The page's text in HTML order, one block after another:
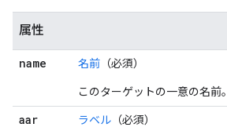
属性
name 名前 （必須）
このターゲットの一意の名前。
aar ラベル （必須）